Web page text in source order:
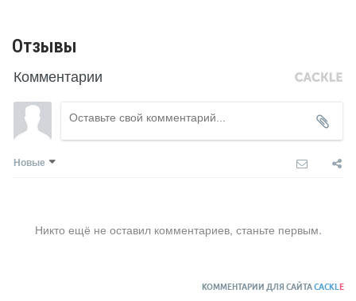
Отзывы
Комментарии
Новые
Никто ещё не оставил комментариев, станьте первым.
КОММЕНТАРИИ ДЛЯ САЙТАCACKL E